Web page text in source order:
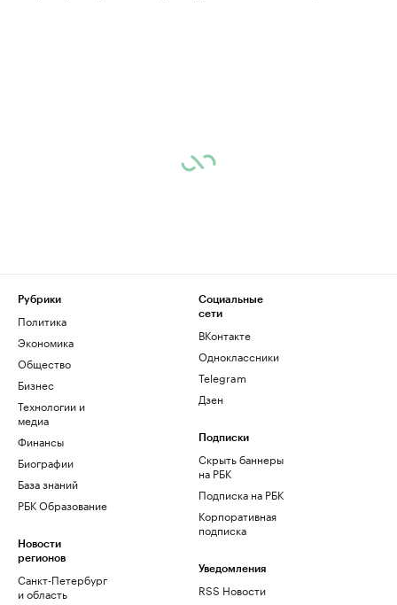
Рубрики
Политика
Экономика
Общество
Бизнес
Технологии и
медиа
Финансы
Биографии
База знаний
РБК Образование
Новости
регионов
Санкт-Петербург
и область
Социальные
сети
ВКонтакте
Одноклассники
Telegram
Дзен
Подписки
Скрыть баннеры
на РБК
Подписка на РБК
Корпоративная
подписка
Уведомления
RSS Новости